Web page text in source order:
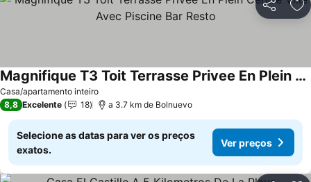
Partilhar
Casa/apartamento inteiro
Magnifique T3 Toit Terrasse Privee En Plein Centre Ville Avec Piscine Bar Resto
8,8 Excelente 18 a 3.7 km de Bolnuevo
Selecione as datas para ver os preços
exatos.
Ver preços